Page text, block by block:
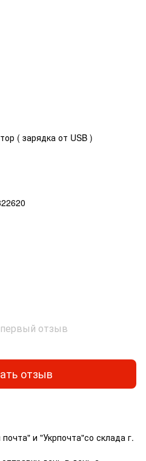
( зарядка от USB )
отзыв
отзыв
и "Укрпочта"со склада г.